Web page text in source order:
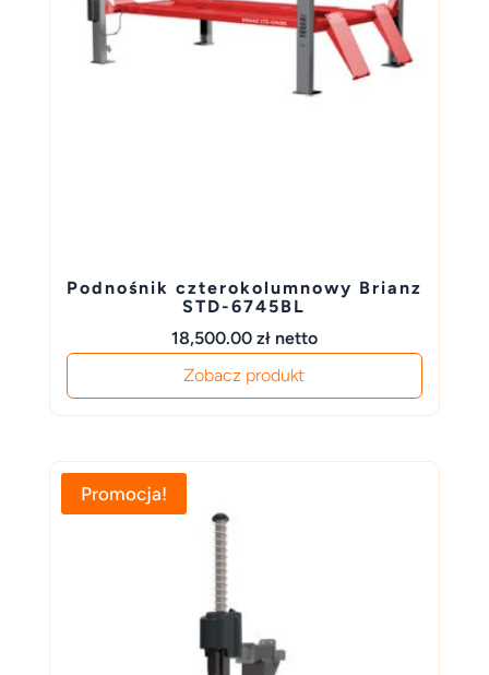
Podnośnik czterokolumnowy Brianz
STD-6745BL
18,500.00 zł netto
Zobacz produkt
Promocja!